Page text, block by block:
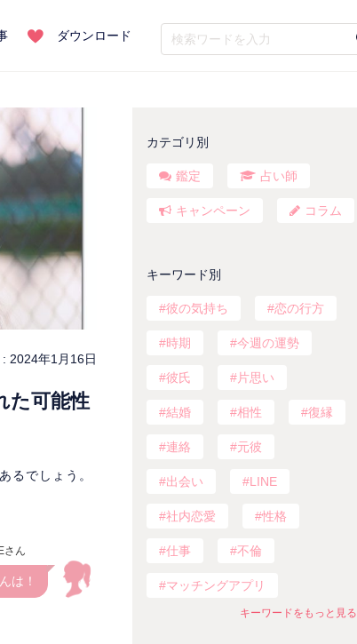
ダウンロード
2024年1月16日
た可能性
るでしょう。
さん
は！
カテゴリ別
鑑定 占い師
キャンペーン コラム
キーワード別
彼の気持ち 恋の行方
時期 今週の運勢
彼氏 片思い
結婚 相性 復縁
連絡 元彼
出会い LINE
社内恋愛 性格
仕事 不倫
マッチングアプリ
キーワードをもっと見る